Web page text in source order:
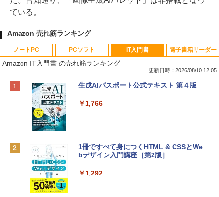
ている。
Amazon 売れ筋ランキング
ノートPC
Apple 2026 MacBook Neo A18 Proチッ
e Intelligenceのために設計、Liquid Ret
￥119,800
tomtoc 360°保護 15.6 16インチ パソコ
PCソフト
Robloxギフトカード - 800 Robux 【限
インゲームコード】 ロブロックス | オン
Robloxギフトカード - 2,000 Robux 【限
インゲームコード】 ロブロックス | オン
IT入門書
Amazon IT入門書 の売れ筋ランキング
更新日時：2026/08/10 12:05
生成AIパスポート公式テキスト 第４版
￥1,766
1冊ですべて身につくHTML & CSSとWe
bデザイン入門講座［第2版］
￥1,292
電子書籍リーダー